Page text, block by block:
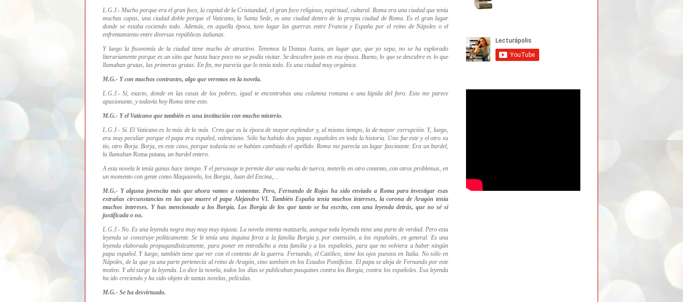
L.G.J.- Mucho porque era el gran foco, la capital de la Cristiandad, el gran foco religioso, espiritual, cultural. Roma era una ciudad que tenía
muchas capas, una ciudad doble porque el Vaticano, la Santa Sede, es una ciudad dentro de la propia ciudad de Roma. Es el gran lugar
donde se estaba cociendo todo. Además, en aquella época, tuvo lugar las guerras entre Francia y España por el reino de Nápoles o el
enfrentamiento entre diversas repúblicas italianas.
Y luego la fisonomía de la ciudad tiene mucho de atractivo. Tenemos laDomus Aurea , un lugar que, que yo sepa, no se ha explorado
literariamente porque es un sitioque hasta hace poco no se podía visitar. Se descubre justo en esa época. Bueno, lo que se descubre es lo que
llamaban grutas, las primeras grutas. En fin, me parecía que lo tenía todo. Es una ciudad muy orgánica.
M.G.- Y con muchos contrastes, algo que veremos en la novela.
L.G.J.- Sí, exacto, donde en las casas de los pobres, igual te encontrabas una columna romana o una lápida del foro. Esto me parece
apasionante, y todavía hoy Roma tiene esto.
M.G.- Y el Vaticano que también es una institución con mucho misterio.
L.G.J.- Sí. El Vaticano es lo más de lo más. Creo que es la época de mayor esplendor y, al mismo tiempo, la de mayor corrupción. Y, luego,
era muy peculiar porque el papa era español, valenciano. Sólo ha habido dos papas españoles en toda la historia. Uno fue este y el otro su
tío, otro Borja. Borja, en este caso, porque todavía no se habían cambiado el apellido. Roma me parecía un lugar fascinante. Era un burdel,
la llamaban Roma putana , un burdel entero.
A esta novela le tenía ganas hace tiempo. Y el personaje te permite dar una vuelta de tuerca , meterlo en otro contexto, con otros problemas, en
un momento con gente como Maquiavelo, los Borgia, Juan del Encina,...
M.G.- Y alguna jovencita más que ahora vamos a comentar. Pero, Fernando de Rojas ha sido enviado a Roma para investigar esas
extrañas circunstancias en las que muere el papa Alejandro VI. También España tenía muchos intereses, la corona de Aragón tenía
muchos intereses. Y has mencionado a los Borgia. Los Borgia de los que tanto se ha escrito, con una leyenda detrás, que no sé si
justificada o no.
L.G.J.- No. Es una leyenda negra muy muy muy injusta. La novela intenta matizarla, aunque toda leyenda tiene una parte de verdad. Pero esta
leyenda se construye políticamente. Se le tenía una inquina feroz a la familia Borgia y, por extensión, a los españoles, en general. Es una
leyenda elaborada propagandísticamente, para poner en entredicho a esta familia y a los españoles, para que no volviera a haber ningún
papa español. Y luego, también tiene que ver con el contexto de la guerra. Fernando, el Católico, tiene los ojos puestos en Italia. No sólo en
Nápoles, de la que ya una parte pertenecía al reino de Aragón, sino también en los Estados Pontificios. El papa se aleja de Fernando por este
motivo. Y ahí surge la leyenda. Lo dice la novela, todos los días se publicaban pasquines contra los Borgia, contra los españoles. Esa leyenda
ha ido creciendo y ha sido objeto de tantas novelas, películas.
M.G.- Se ha desvirtuado.